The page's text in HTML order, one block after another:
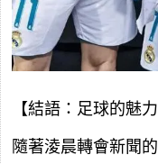
【結語：足球的魅
隨著淩晨轉會新聞